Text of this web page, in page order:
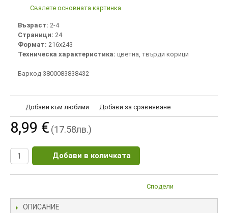
Свалете основната картинка
Възраст: 2-4
Страници: 24
Формат: 216х243
Техническа характеристика: цветна, твърди корици
Баркод 3800083838432
Добави към любими Добави за сравняване
8,99 € (17.58лв.)
Добави в количката
Сподели
ОПИСАНИЕ